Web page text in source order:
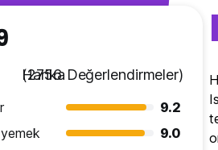
Harika
(2756 Değerlendirmeler)
9.2
yemek
9.0